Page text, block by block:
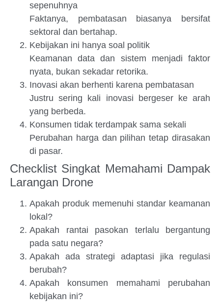
sepenuhnya
Faktanya, pembatasan biasanya bersifat
sektoral dan bertahap.
Kebijakan ini hanya soal politik
Keamanan data dan sistem menjadi faktor
nyata, bukan sekadar retorika.
Inovasi akan berhenti karena pembatasan
Justru sering kali inovasi bergeser ke arah
yang berbeda.
Konsumen tidak terdampak sama sekali
Perubahan harga dan pilihan tetap dirasakan
di pasar.
Checklist Singkat Memahami Dampak
Larangan Drone
Apakah produk memenuhi standar keamanan
lokal?
Apakah rantai pasokan terlalu bergantung
pada satu negara?
Apakah ada strategi adaptasi jika regulasi
berubah?
Apakah konsumen memahami perubahan
kebijakan ini?